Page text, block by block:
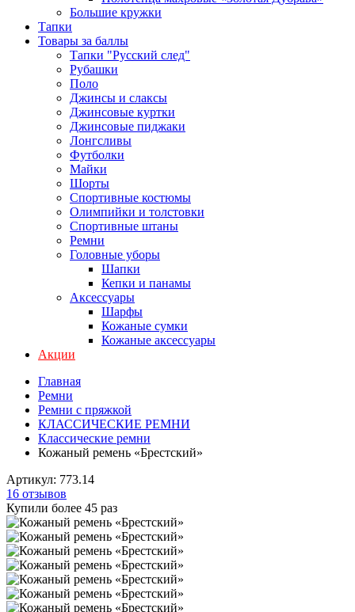
Большие кружки
Тапки
Товары за баллы
Тапки "Русский след"
Рубашки
Поло
Джинсы и слаксы
Джинсовые куртки
Джинсовые пиджаки
Лонгсливы
Футболки
Майки
Шорты
Спортивные костюмы
Олимпийки и толстовки
Спортивные штаны
Ремни
Головные уборы
Шапки
Кепки и панамы
Аксессуары
Шарфы
Кожаные сумки
Кожаные аксессуары
Акции
Главная
Ремни
Ремни с пряжкой
КЛАССИЧЕСКИЕ РЕМНИ
Классические ремни
Кожаный ремень «Брестский»
Артикул: 773.14
16 отзывов
Купили более 45 раз